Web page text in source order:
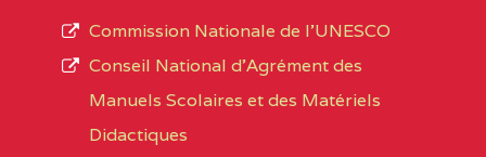
Noms
Localité
L’offre d’éducation del’Enseignement
d’immatriculation du mois de septembre
suit :
Commission Nationale de l’UNESCO
Conseil National d’Agrément des
Manuels Scolaires et des Matériels
Didactiques